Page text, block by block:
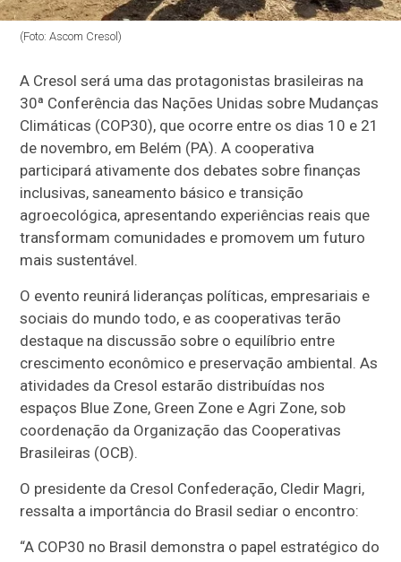
(Foto: Ascom Cresol)
A Cresol será uma das protagonistas brasileiras na
30ª Conferência das Nações Unidas sobre Mudanças
Climáticas (COP30), que ocorre entre os dias 10 e 21
de novembro, em Belém (PA). A cooperativa
participará ativamente dos debates sobre finanças
inclusivas, saneamento básico e transição
agroecológica, apresentando experiências reais que
transformam comunidades e promovem um futuro
mais sustentável.
O evento reunirá lideranças políticas, empresariais e
sociais do mundo todo, e as cooperativas terão
destaque na discussão sobre o equilíbrio entre
crescimento econômico e preservação ambiental. As
atividades da Cresol estarão distribuídas nos
espaços Blue Zone, Green Zone e Agri Zone, sob
coordenação da Organização das Cooperativas
Brasileiras (OCB).
O presidente da Cresol Confederação, Cledir Magri,
ressalta a importância do Brasil sediar o encontro:
“A COP30 no Brasil demonstra o papel estratégico do